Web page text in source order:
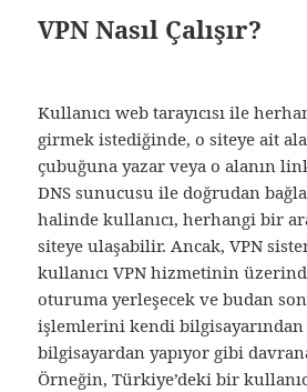
VPN Nasıl Çalışır?
Kullanıcı web tarayıcısı ile
girmek istediğinde, o siteye ait
çubuğuna yazar veya o alanın
DNS sunucusu ile doğrudan
halinde kullanıcı, herhangi bir
siteye ulaşabilir. Ancak, VPN
kullanıcı VPN hizmetinin
oturuma yerleşecek ve budan
işlemlerini kendi bilgisayarından
bilgisayardan yapıyor gibi
Örneğin, Türkiye’deki bir